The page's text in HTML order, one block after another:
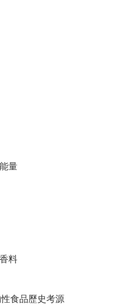
量
料
食品歷史考源